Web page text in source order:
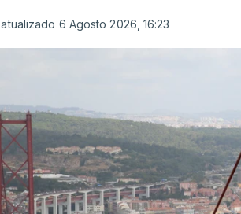
atualizado 6 Agosto 2026, 16:23